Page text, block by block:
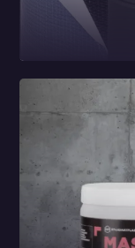
Bitmat